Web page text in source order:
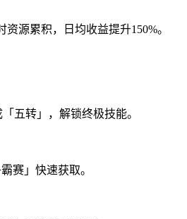
源累积，日均收益提升150%。
五转」，解锁终极技能。
赛」快速获取。